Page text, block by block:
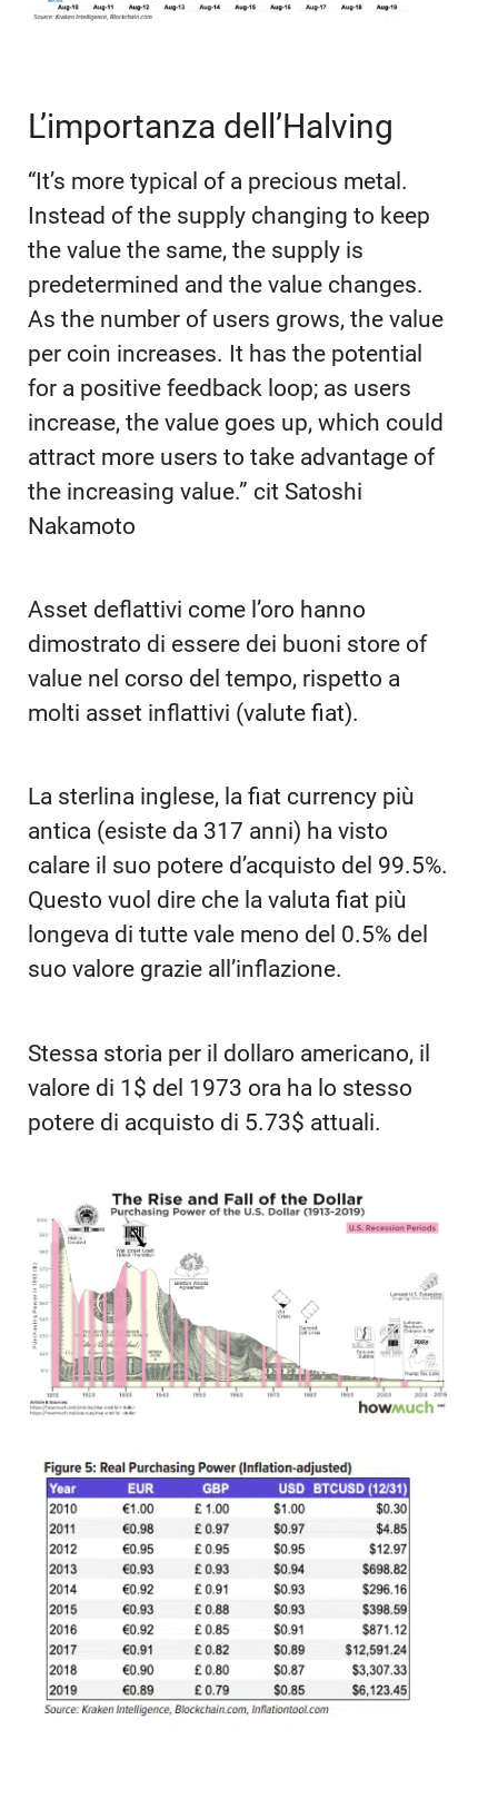
L’importanza dell’Halving
“It’s more typical of a precious metal.
Instead of the supply changing to keep
the value the same, the supply is
predetermined and the value changes.
As the number of users grows, the value
per coin increases. It has the potential
for a positive feedback loop; as users
increase, the value goes up, which could
attract more users to take advantage of
the increasing value.” cit Satoshi
Nakamoto
Asset deflattivi come l’oro hanno
dimostrato di essere dei buoni store of
value nel corso del tempo, rispetto a
molti asset inflattivi (valute fiat).
La sterlina inglese, la fiat currency più
antica (esiste da 317 anni) ha visto
calare il suo potere d’acquisto del 99.5%.
Questo vuol dire che la valuta fiat più
longeva di tutte vale meno del 0.5% del
suo valore grazie all’inflazione.
Stessa storia per il dollaro americano, il
valore di 1$ del 1973 ora ha lo stesso
potere di acquisto di 5.73$ attuali.